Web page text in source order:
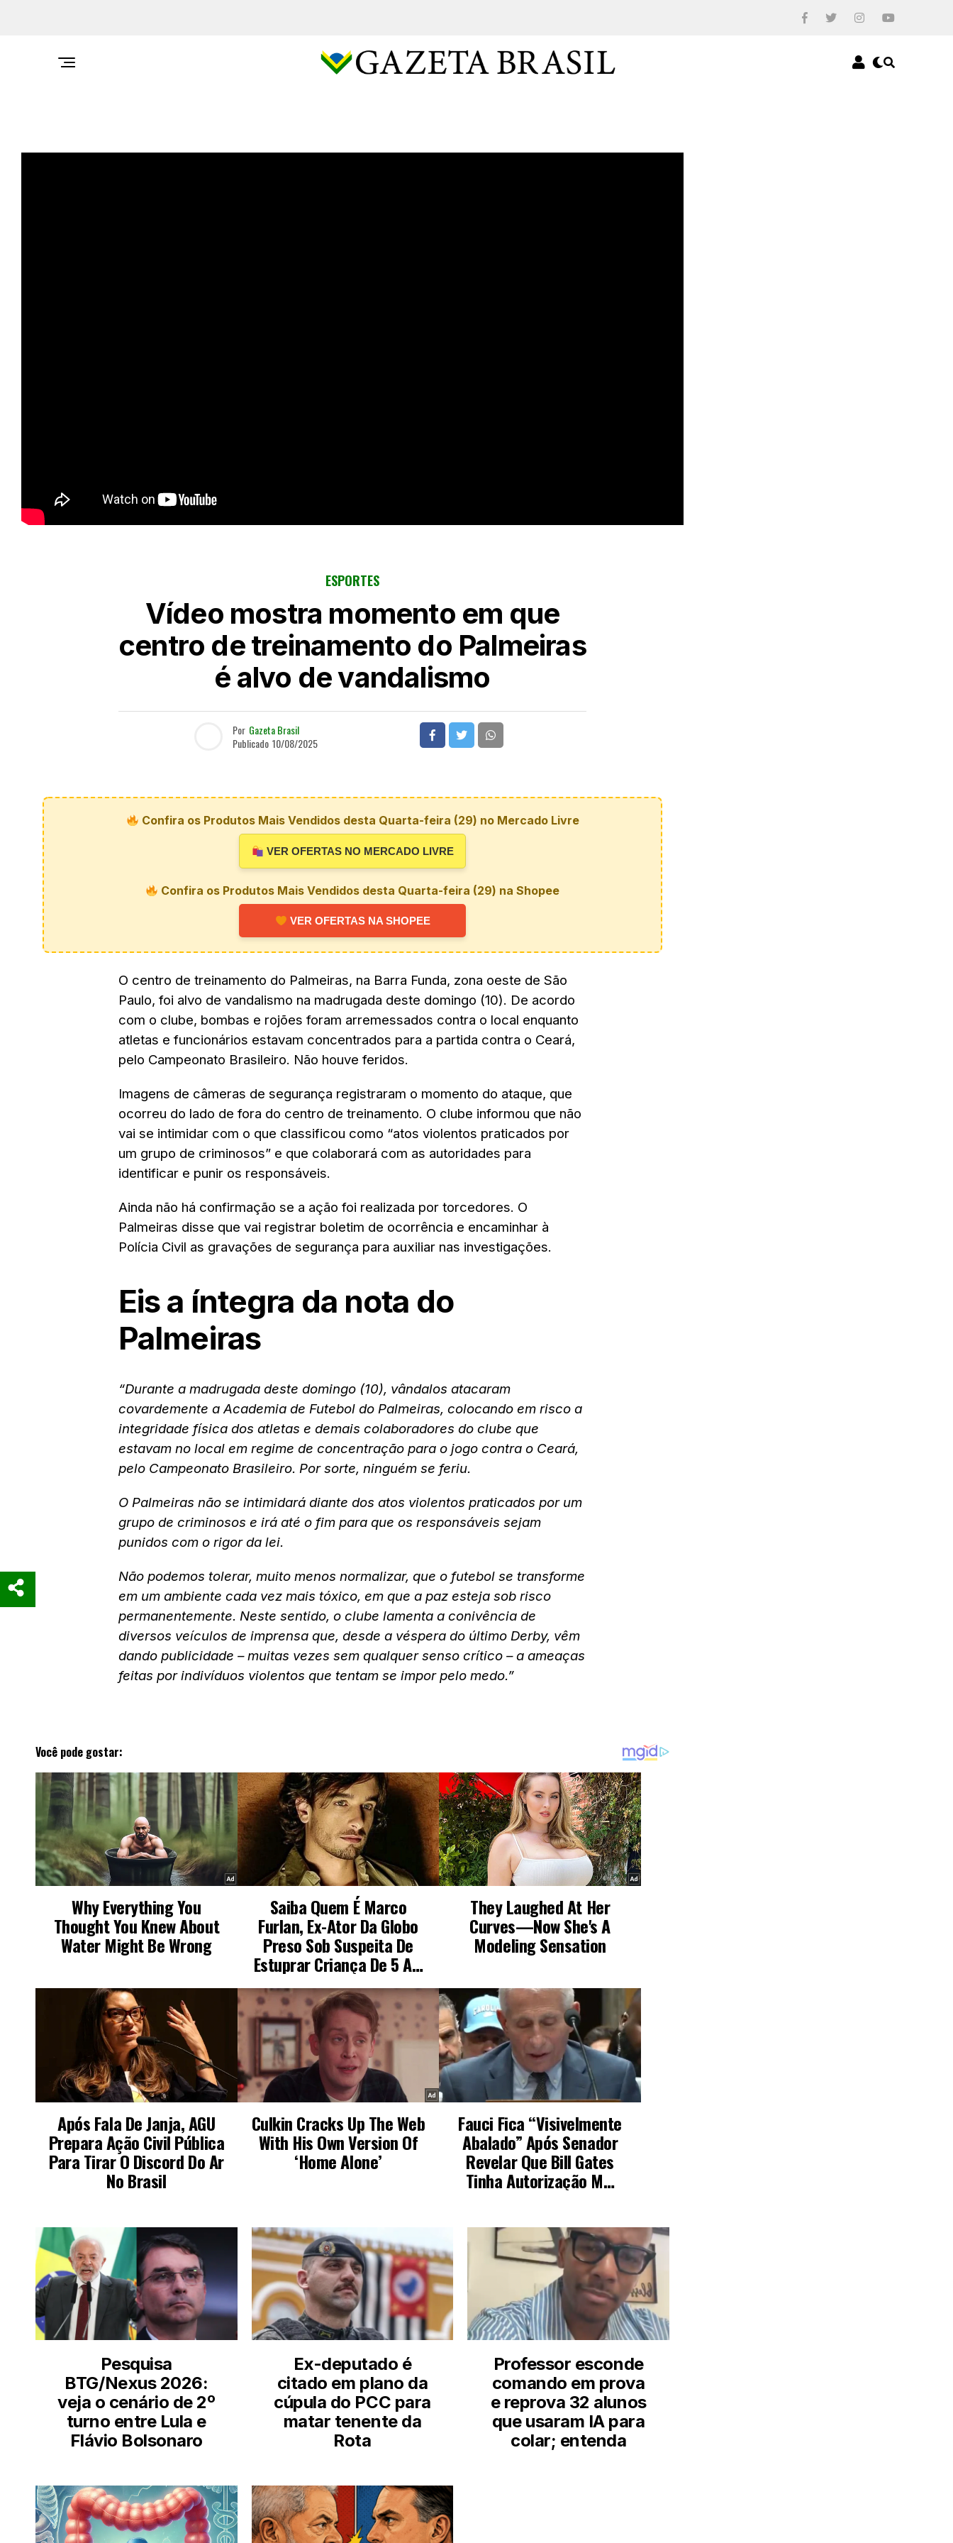
ESPORTES
Vídeo mostra momento em que
centro de treinamento do Palmeiras
é alvo de vandalismo
Por Gazeta Brasil
Publicado 10/08/2025
Confira os Produtos Mais Vendidos desta Quarta-feira (29) no Mercado Livre
VER OFERTAS NO MERCADO LIVRE
Confira os Produtos Mais Vendidos desta Quarta-feira (29) na Shopee
VER OFERTAS NA SHOPEE
O centro de treinamento do Palmeiras, na Barra Funda, zona oeste de São
Paulo, foi alvo de vandalismo na madrugada deste domingo (10). De acordo
com o clube, bombas e rojões foram arremessados contra o local enquanto
atletas e funcionários estavam concentrados para a partida contra o Ceará,
pelo Campeonato Brasileiro. Não houve feridos.
Imagens de câmeras de segurança registraram o momento do ataque, que
ocorreu do lado de fora do centro de treinamento. O clube informou que não
vai se intimidar com o que classificou como “atos violentos praticados por
um grupo de criminosos” e que colaborará com as autoridades para
identificar e punir os responsáveis.
Ainda não há confirmação se a ação foi realizada por torcedores. O
Palmeiras disse que vai registrar boletim de ocorrência e encaminhar à
Polícia Civil as gravações de segurança para auxiliar nas investigações.
Eis a íntegra da nota do
Palmeiras
“Durante a madrugada deste domingo (10), vândalos atacaram
covardemente a Academia de Futebol do Palmeiras, colocando em risco a
integridade física dos atletas e demais colaboradores do clube que
estavam no local em regime de concentração para o jogo contra o Ceará,
pelo Campeonato Brasileiro. Por sorte, ninguém se feriu.
O Palmeiras não se intimidará diante dos atos violentos praticados por um
grupo de criminosos e irá até o fim para que os responsáveis sejam
punidos com o rigor da lei.
Não podemos tolerar, muito menos normalizar, que o futebol se transforme
em um ambiente cada vez mais tóxico, em que a paz esteja sob risco
permanentemente. Neste sentido, o clube lamenta a conivência de
diversos veículos de imprensa que, desde a véspera do último Derby, vêm
dando publicidade – muitas vezes sem qualquer senso crítico – a ameaças
feitas por indivíduos violentos que tentam se impor pelo medo.”
Pesquisa
BTG/Nexus 2026:
veja o cenário de 2º
turno entre Lula e
Flávio Bolsonaro
Ex-deputado é
citado em plano da
cúpula do PCC para
matar tenente da
Rota
Professor esconde
comando em prova
e reprova 32 alunos
que usaram IA para
colar; entenda